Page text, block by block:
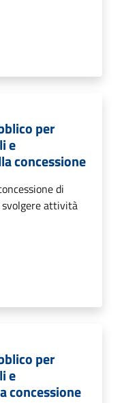
per
e
concessione
di
svolgere attività
per
e
concessione